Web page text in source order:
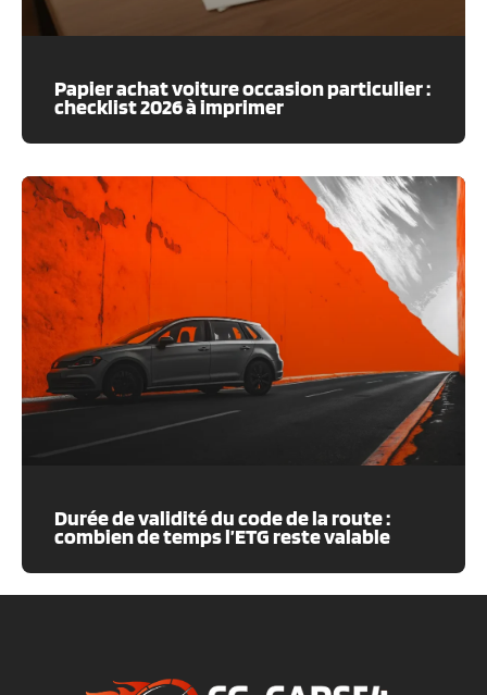
Papier achat voiture occasion particulier :
checklist 2026 à imprimer
Durée de validité du code de la route :
combien de temps l’ETG reste valable